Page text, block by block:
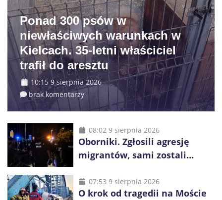
Ponad 300 psów w
niewłaściwych warunkach w
Kielcach. 35-letni właściciel
trafił do aresztu
10:15 9 sierpnia 2026
brak komentarzy
08:02 9 sierpnia 2026
Oborniki. Zgłosili agresję
migrantów, sami zostali
proceder
07:53 9 sierpnia 2026
O krok od tragedii na Moście